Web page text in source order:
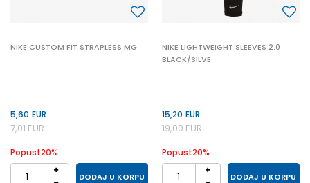
NIKE CUSTOM FIT STRAPLESS MG
5,60 EUR
7,01EUR
Popust20%
DODAJ U KORPU
NIKE LIGHTWEIGHT SLEEVES 2.0
BLACK/SILVE
15,20 EUR
19,00EUR
Popust20%
DODAJ U KORPU